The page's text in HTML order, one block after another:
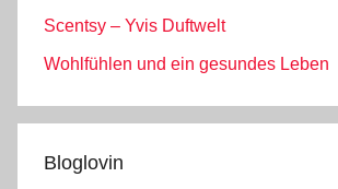
Scentsy – Yvis Duftwelt
Wohlfühlen und ein gesundes Leben
Bloglovin